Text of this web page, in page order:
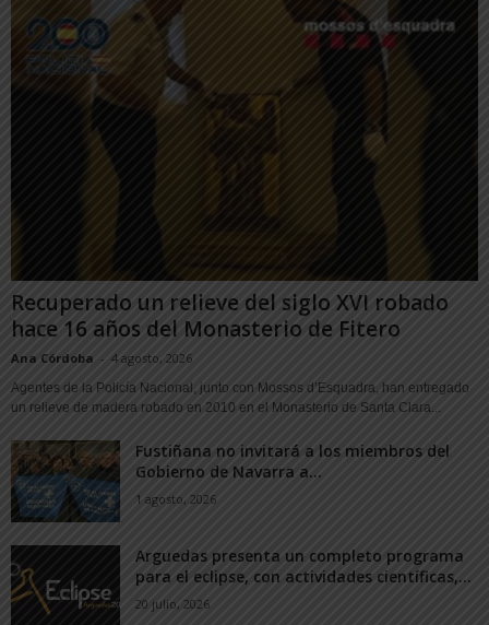
Recuperado un relieve del siglo XVI robado
hace 16 años del Monasterio de Fitero
Ana Córdoba - 4 agosto, 2026
Agentes de la Policía Nacional, junto con Mossos d’Esquadra, han entregado
un relieve de madera robado en 2010 en el Monasterio de Santa Clara...
Fustiñana no invitará a los miembros del
Gobierno de Navarra a...
1 agosto, 2026
Arguedas presenta un completo programa
para el eclipse, con actividades científicas,...
20 julio, 2026